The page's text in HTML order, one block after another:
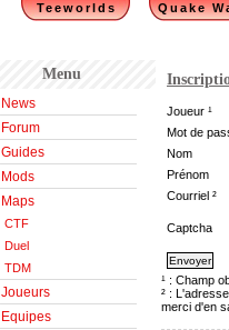
Quake
Teeworlds
Menu
News
Forum
Guides
Mods
Maps
CTF
Duel
TDM
Joueurs
Equipes
Joueur ¹
Mot de
Nom
Prénom
Courriel ²
Captcha
¹ : Champ
² :
merci d'en